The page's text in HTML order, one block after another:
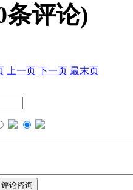
条评论)
上一页 下一页 最末页